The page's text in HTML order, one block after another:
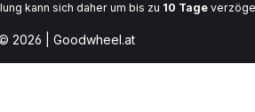
kann sich daher um bis zu 10 Tage
2026 | Goodwheel.at